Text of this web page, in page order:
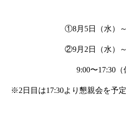
①8月5日（水）～
②9月2日（水）～
9:00〜17:30（
※2日目は17:30より懇親会を予